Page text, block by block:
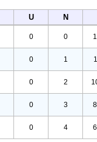
U N
0 0
0 1
0 2
0 3
0 4